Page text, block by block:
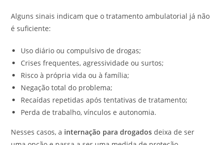
Alguns sinais indicam que o tratamento ambulatorial já não
é suficiente:
Uso diário ou compulsivo de drogas;
Crises frequentes, agressividade ou surtos;
Risco à própria vida ou à família;
Negação total do problema;
Recaídas repetidas após tentativas de tratamento;
Perda de trabalho, vínculos e autonomia.
Nesses casos, a internação para drogados deixa de ser